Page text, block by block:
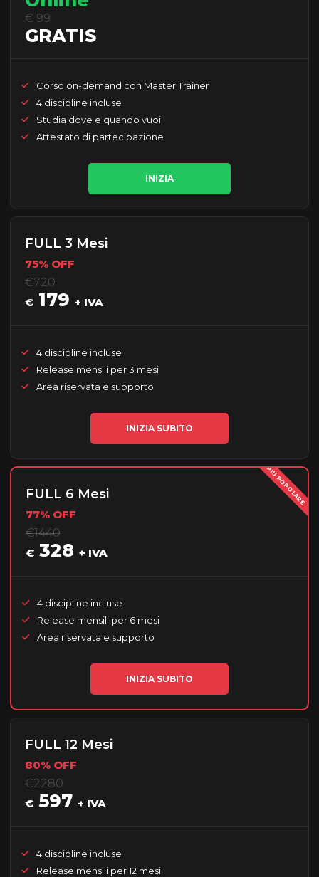
€ 99
GRATIS
Corso on-demand con Master Trainer
4 discipline incluse
Studia dove e quando vuoi
Attestato di partecipazione
INIZIA
FULL 3 Mesi
75% OFF
€720
€179 + IVA
4 discipline incluse
Release mensili per 3 mesi
Area riservata e supporto
INIZIA SUBITO
PIÙ POPOLARE
FULL 6 Mesi
77% OFF
€1440
€328 + IVA
4 discipline incluse
Release mensili per 6 mesi
Area riservata e supporto
INIZIA SUBITO
FULL 12 Mesi
80% OFF
€2280
€597 + IVA
4 discipline incluse
Release mensili per 12 mesi